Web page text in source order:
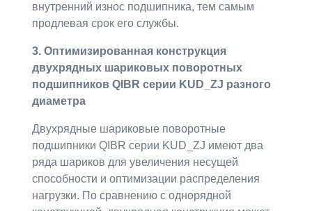
внутренний износ подшипника, тем самым
продлевая срок его службы.
3. Оптимизированная конструкция
двухрядных шариковых поворотных
подшипников QIBR серии KUD_ZJ разного
диаметра
Двухрядные шариковые поворотные
подшипники QIBR серии KUD_ZJ имеют два
ряда шариков для увеличения несущей
способности и оптимизации распределения
нагрузки. По сравнению с однорядной